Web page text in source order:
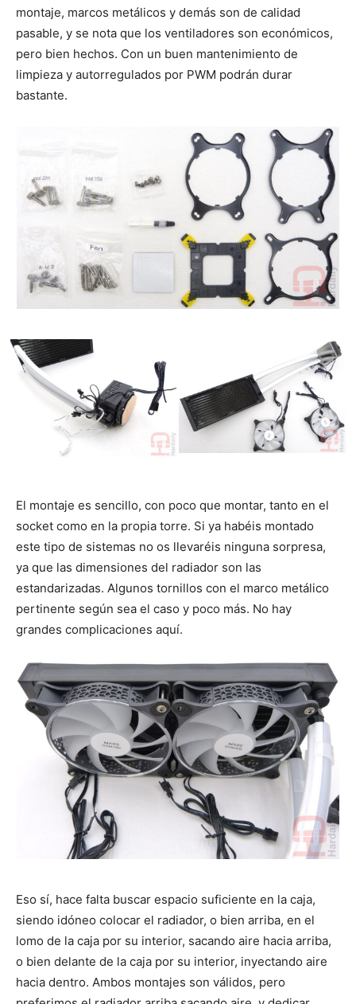
montaje, marcos metálicos y demás son de calidad
pasable, y se nota que los ventiladores son económicos,
pero bien hechos. Con un buen mantenimiento de
limpieza y autorregulados por PWM podrán durar
bastante.
El montaje es sencillo, con poco que montar, tanto en el
socket como en la propia torre. Si ya habéis montado
este tipo de sistemas no os llevaréis ninguna sorpresa,
ya que las dimensiones del radiador son las
estandarizadas. Algunos tornillos con el marco metálico
pertinente según sea el caso y poco más. No hay
grandes complicaciones aquí.
Eso sí, hace falta buscar espacio suficiente en la caja,
siendo idóneo colocar el radiador, o bien arriba, en el
lomo de la caja por su interior, sacando aire hacia arriba,
o bien delante de la caja por su interior, inyectando aire
hacia dentro. Ambos montajes son válidos, pero